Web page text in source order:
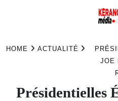
HOME ACTUALITÉ
JOE
Présidentielles